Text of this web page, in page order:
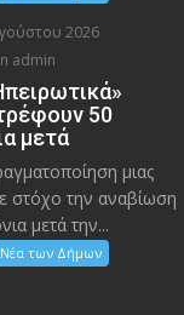
2026
admin
50
μετά
μιας
στόχο την αναβίωση
μετά την...
Νέα των Δήμων